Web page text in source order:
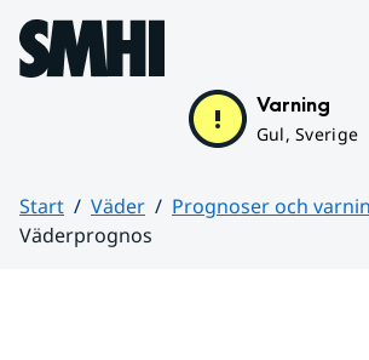
Hoppa till sidans innehåll
Varning
Gul, Sverige
Start Väder
Prognoser och
Väderprognos